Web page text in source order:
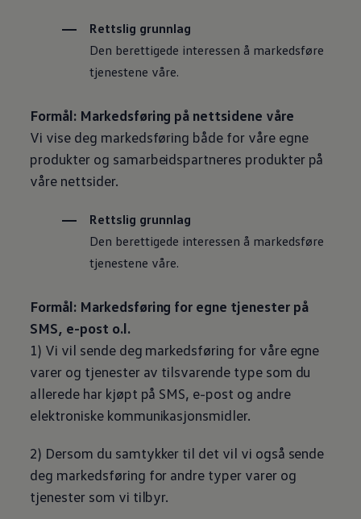
Rettslig grunnlag
Den berettigede interessen å markedsføre
tjenestene våre.
Formål: Markedsføring på nettsidene våre
Vi vise deg markedsføring både for våre egne
produkter og samarbeidspartneres produkter på
våre nettsider.
Rettslig grunnlag
Den berettigede interessen å markedsføre
tjenestene våre.
Formål: Markedsføring for egne tjenester på
SMS, e-post o.l.
1) Vi vil sende deg markedsføring for våre egne
varer og tjenester av tilsvarende type som du
allerede har kjøpt på SMS, e-post og andre
elektroniske kommunikasjonsmidler.
2) Dersom du samtykker til det vil vi også sende
deg markedsføring for andre typer varer og
tjenester som vi tilbyr.